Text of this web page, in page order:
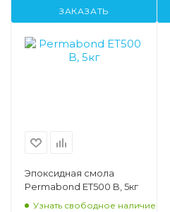
ЗАКАЗАТЬ
Эпоксидная смола
Permabond ET500 B, 5кг
Узнать свободное наличие